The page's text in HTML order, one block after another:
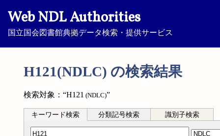
Web NDL Authorities
国立国会図書館典拠データ検索・提供サービス
H121(NDLC) の検索結果
検索対象：“H121 (NDLC)”
キーワード検索 分類記号検索 識別子検索
分類記号検索